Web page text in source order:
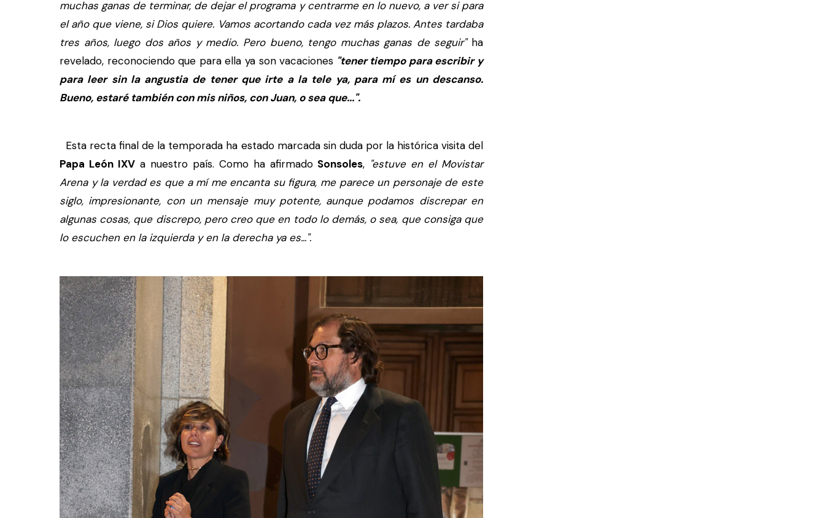
muchas ganas de terminar, de dejar el programa y centrarme en lo nuevo, a ver si para
el año que viene, si Dios quiere. Vamos acortando cada vez más plazos. Antes tardaba
tres años, luego dos años y medio. Pero bueno, tengo muchas ganas de seguir"ha
revelado, reconociendo que para ella ya son vacaciones "tener tiempo para escribir y
para leer sin la angustia de tener que irte a la tele ya, para mí es un descanso.
Bueno, estaré también con mis niños, con Juan, o sea que...".
Esta recta final de la temporada ha estado marcada sin duda por la histórica visita del
Papa León IXV a nuestro país. Como ha afirmado Sonsoles, "estuve en el Movistar
Arena y la verdad es que a mí me encanta su figura, me parece un personaje de este
siglo, impresionante, con un mensaje muy potente, aunque podamos discrepar en
algunas cosas, que discrepo, pero creo que en todo lo demás, o sea, que consiga que
lo escuchen en la izquierda y en la derecha ya es...".